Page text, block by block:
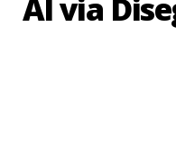
Al via